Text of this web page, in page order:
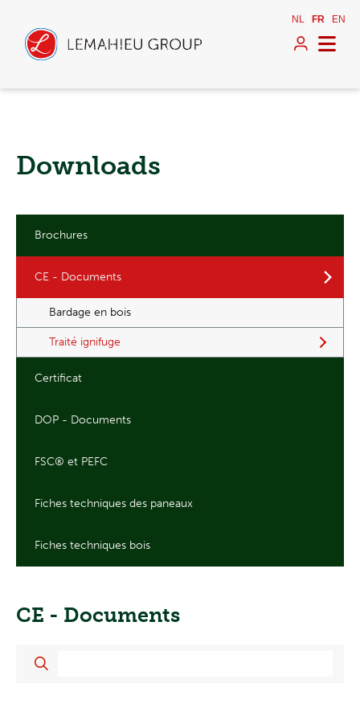
NL FR EN
Downloads
Brochures
CE - Documents
Bardage en bois
Traité ignifuge
Certificat
DOP - Documents
FSC® et PEFC
Fiches techniques des paneaux
Fiches techniques bois
CE - Documents